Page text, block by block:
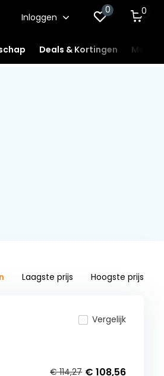
Inloggen
0 0
Deals & Kortingen
Laagste prijs Hoogste prijs
Vergelijk
€ 114,27 € 108,56